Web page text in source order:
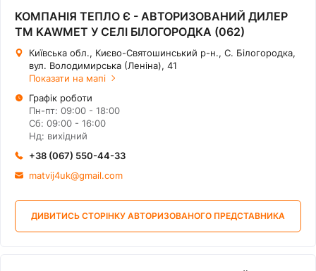
КОМПАНІЯ ТЕПЛО Є - АВТОРИЗОВАНИЙ ДИЛЕР
ТМ KAWMET У СЕЛІ БІЛОГОРОДКА (062)
Київська обл., Києво-Святошинський р-н., С. Білогородка,
вул. Володимирська (Леніна), 41
Показати на мапі
Графік роботи
Пн-пт: 09:00 - 18:00
Сб: 09:00 - 16:00
Нд: вихідний
+38 (067) 550-44-33
matvij4uk@gmail.com
ДИВИТИСЬ СТОРІНКУ АВТОРИЗОВАНОГО ПРЕДСТАВНИКА